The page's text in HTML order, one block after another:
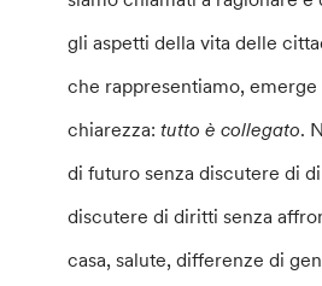
gli aspetti della vita delle
che rappresentiamo,
chiarezza:tutto è collegato.
di futuro senza discutere di
discutere di diritti senza
casa, salute, differenze di